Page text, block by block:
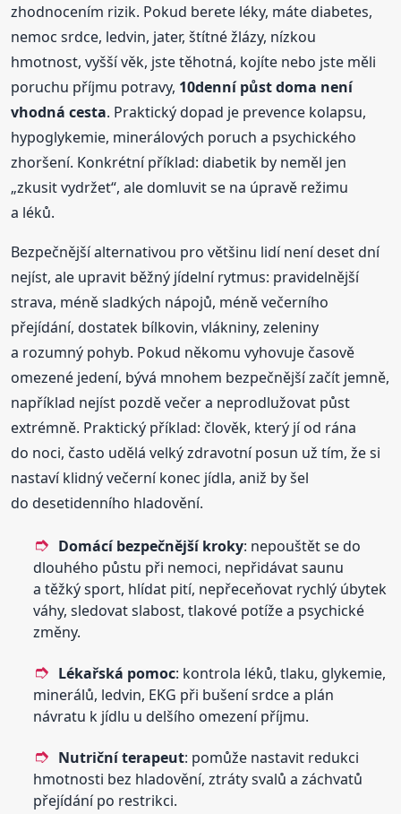
zhodnocením rizik. Pokud berete léky, máte diabetes,
nemoc srdce, ledvin, jater, štítné žlázy, nízkou
hmotnost, vyšší věk, jste těhotná, kojíte nebo jste měli
poruchu příjmu potravy, 10denní půst doma není
vhodná cesta. Praktický dopad je prevence kolapsu,
hypoglykemie, minerálových poruch a psychického
zhoršení. Konkrétní příklad: diabetik by neměl jen
„zkusit vydržet“, ale domluvit se na úpravě režimu
a léků.
Bezpečnější alternativou pro většinu lidí není deset dní
nejíst, ale upravit běžný jídelní rytmus: pravidelnější
strava, méně sladkých nápojů, méně večerního
přejídání, dostatek bílkovin, vlákniny, zeleniny
a rozumný pohyb. Pokud někomu vyhovuje časově
omezené jedení, bývá mnohem bezpečnější začít jemně,
například nejíst pozdě večer a neprodlužovat půst
extrémně. Praktický příklad: člověk, který jí od rána
do noci, často udělá velký zdravotní posun už tím, že si
nastaví klidný večerní konec jídla, aniž by šel
do desetidenního hladovění.
Domácí bezpečnější kroky: nepouštět se do
dlouhého půstu při nemoci, nepřidávat saunu
a těžký sport, hlídat pití, nepřeceňovat rychlý úbytek
váhy, sledovat slabost, tlakové potíže a psychické
změny.
Lékařská pomoc: kontrola léků, tlaku, glykemie,
minerálů, ledvin, EKG při bušení srdce a plán
návratu k jídlu u delšího omezení příjmu.
Nutriční terapeut: pomůže nastavit redukci
hmotnosti bez hladovění, ztráty svalů a záchvatů
přejídání po restrikci.